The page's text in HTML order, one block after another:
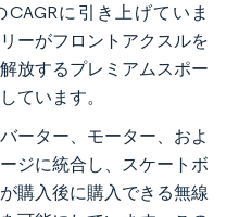
に引き上げていま
ーがフロントアクスルを
放するプレミアムスポー
ています。
ーター、モーター、およ
ジに統合し、スケートボ
購入後に購入できる無線